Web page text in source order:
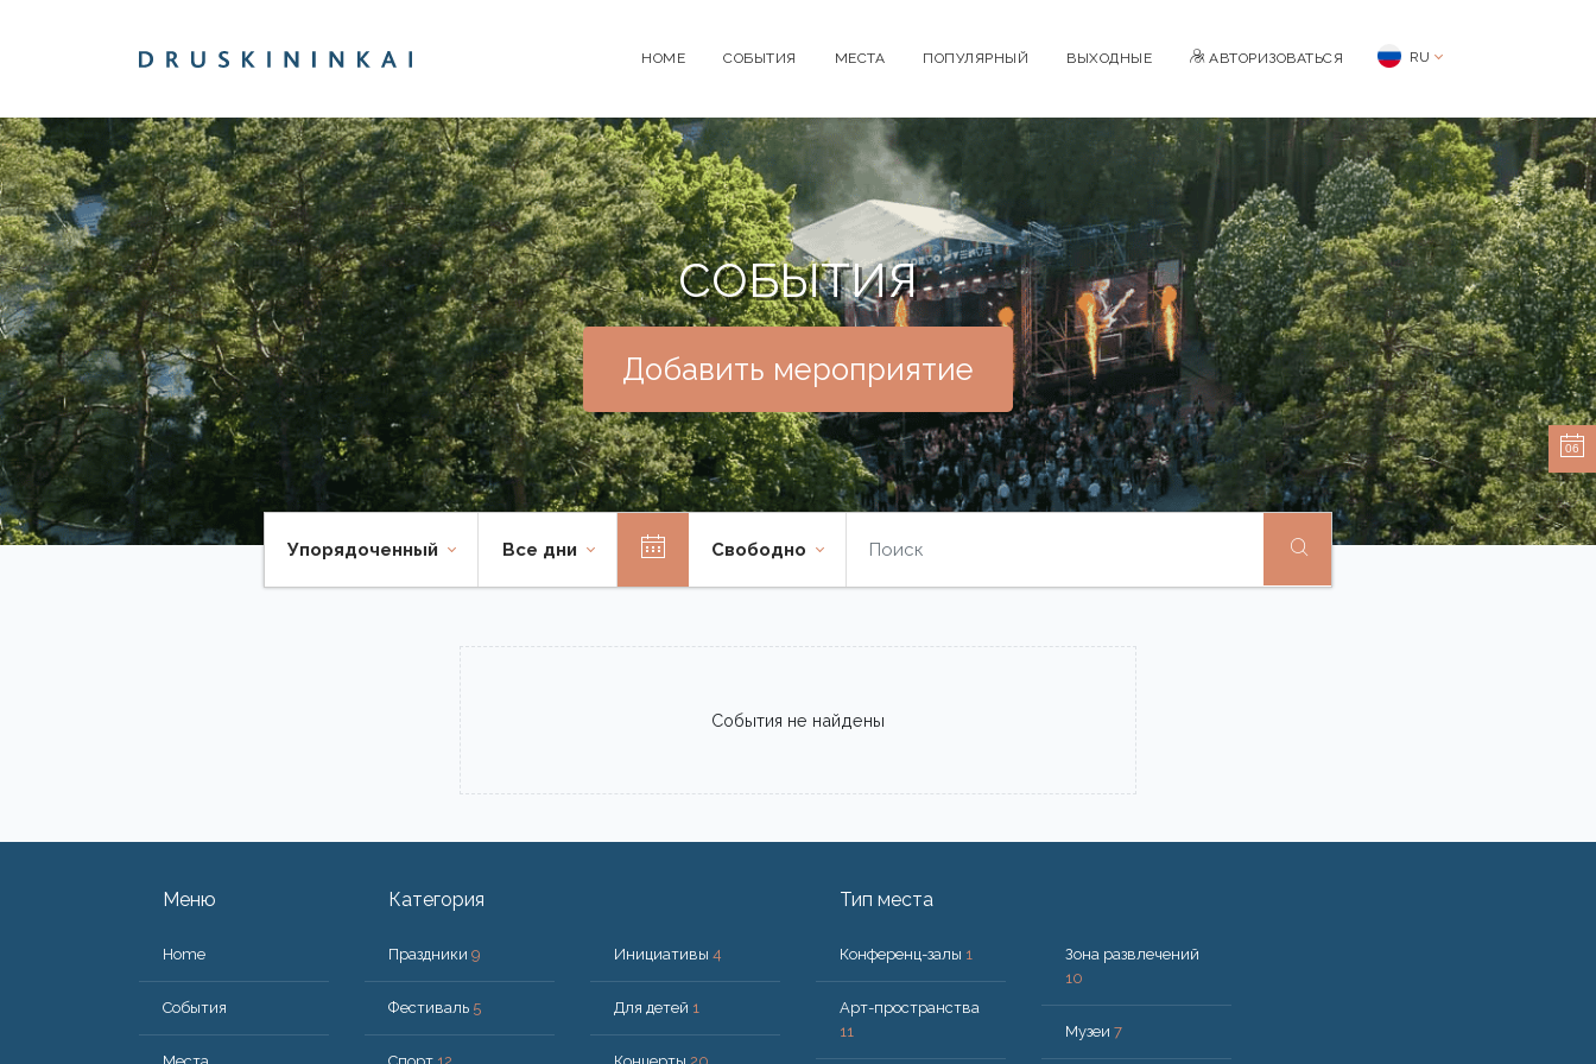
HOME СОБЫТИЯ МЕСТА ПОПУЛЯРНЫЙ BЫХОДНЫЕ АВТОРИЗОВАТЬСЯ RU
СОБЫТИЯ
Добавить мероприятие
Упорядоченный Все дни Свободно
События не найдены
Меню
Home
События
Категория
Праздники 9
Фестиваль 5
Инициативы 4
Для детей 1
Тип места
Конференц-залы 1
Арт-пространства
11
Зона развлечений
10
Музеи 7
06